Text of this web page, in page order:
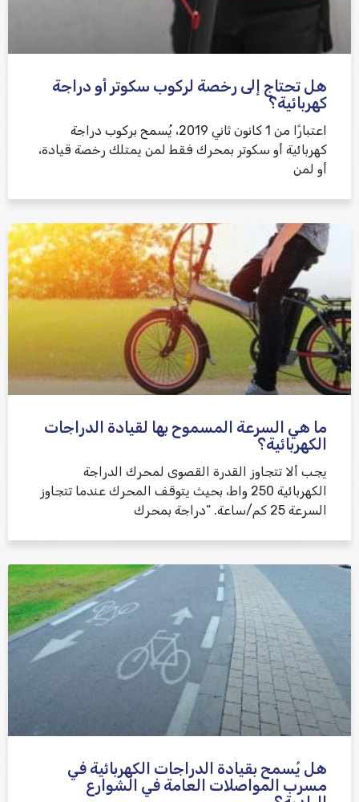
هل تحتاج إلى رخصة لركوب سكوتر أو دراجة
كهربائية؟
اعتبارًا من 1 كانون ثاني 2019، يُسمح بركوب دراجة
كهربائية أو سكوتر بمحرك فقط لمن يمتلك رخصة قيادة،
أو لمن
ما هي السرعة المسموح بها لقيادة الدراجات
الكهربائية؟
يجب ألا تتجاوز القدرة القصوى لمحرك الدراجة
الكهربائية 250 واط، بحيث يتوقف المحرك عندما تتجاوز
السرعة 25 كم/ساعة. “دراجة بمحرك
هل يُسمح بقيادة الدراجات الكهربائية في
مسرب المواصلات العامة في الشوارع